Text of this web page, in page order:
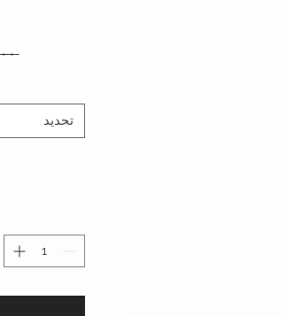
‏١٬٦٠٠٫٠٠ ر.ق.‏
تحديد